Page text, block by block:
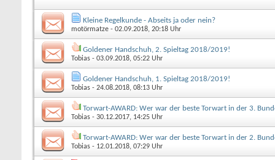
Kleine Regelkunde - Abseits ja oder nein?
motörmatze - 02.09.2018, 20:18 Uhr
Goldener Handschuh, 2. Spieltag 2018/2019!
Tobias - 03.09.2018, 05:22 Uhr
Goldener Handschuh, 1. Spieltag 2018/2019!
Tobias - 24.08.2018, 08:13 Uhr
Torwart-AWARD: Wer war der beste Torwart in der 3.
Tobias - 30.12.2017, 14:25 Uhr
Torwart-AWARD: Wer war der beste Torwart in der 2.
Tobias - 12.01.2018, 07:29 Uhr